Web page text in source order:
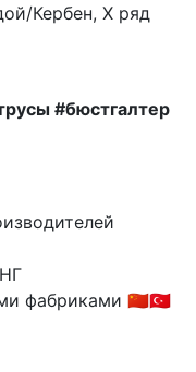
Кербен, X ряд
#бюстгалтер
фабриками 🇨🇳🇹🇷